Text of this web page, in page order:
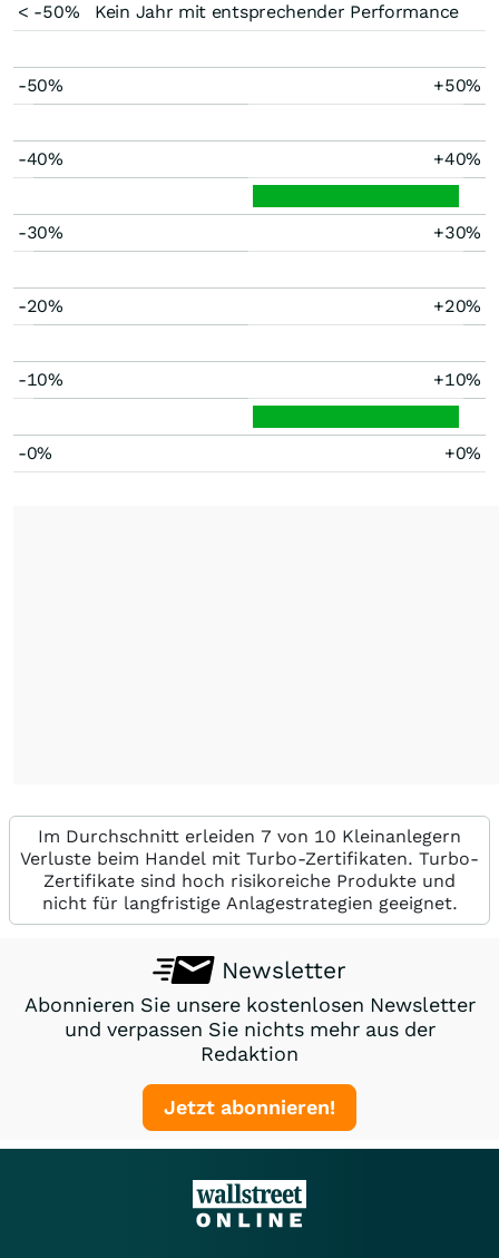
< -50%
Kein Jahr mit entsprechender Performance
-50% +50%
-40% +40%
-30% +30%
-20% +20%
-10% +10%
-0% +0%
Im Durchschnitt erleiden 7 von 10 Kleinanlegern
Verluste beim Handel mit Turbo-Zertifikaten. Turbo-
Zertifikate sind hoch risikoreiche Produkte und
nicht für langfristige Anlagestrategien geeignet.
Newsletter
Abonnieren Sie unsere kostenlosen Newsletter
und verpassen Sie nichts mehr aus der
Redaktion
Jetzt abonnieren!